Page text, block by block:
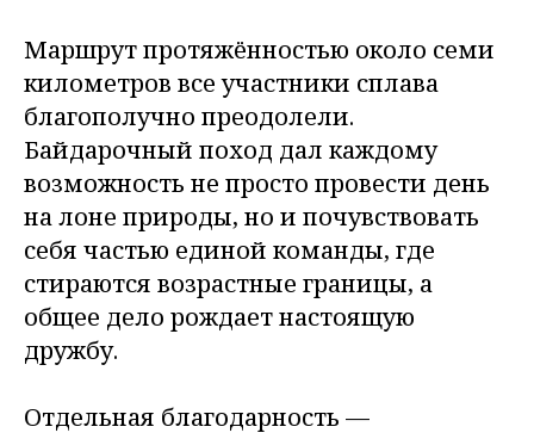
Маршрут протяжённостью около семи
километров все участники сплава
благополучно преодолели.
Байдарочный поход дал каждому
возможность не просто провести день
на лоне природы, но и почувствовать
себя частью единой команды, где
стираются возрастные границы, а
общее дело рождает настоящую
дружбу.
Отдельная благодарность —